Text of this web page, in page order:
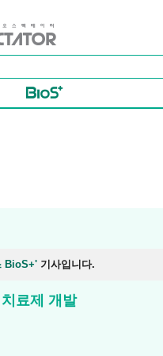
BioS+' 기사입니다.
료제 개발